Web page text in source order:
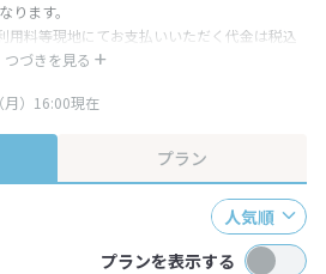
つづきを見る
ます。
料等現地にてお支払いいただく代金は税込
税に伴い代金が一部変更となる場合がござい
ン内容は一定時間ごとに更新されます。最
）16:00現在
プラン
人気順
プランを表示する